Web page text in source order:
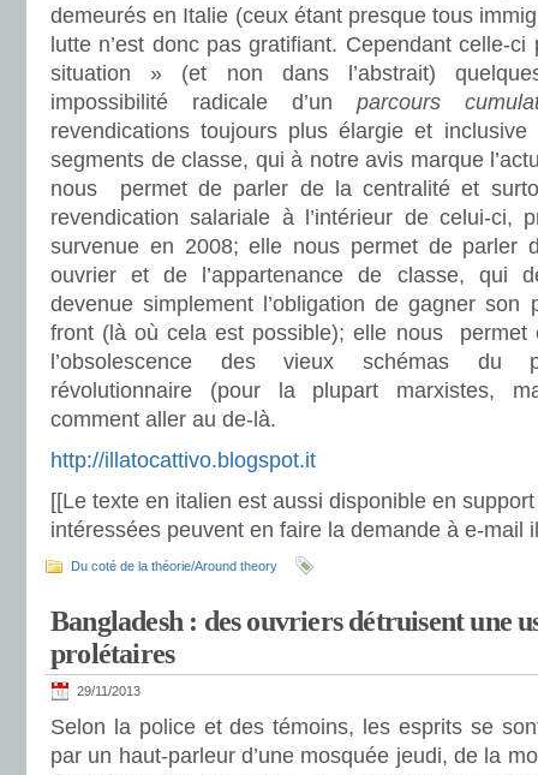
demeurés en Italie (ceux étant presque tous
lutte n’est donc pas gratifiant. Cependant celle-
situation » (et non dans l’abstrait)
impossibilité radicale d’un parcours
revendications toujours plus élargie et
segments de classe, qui à notre avis marque
nous permet de parler de la centralité et
revendication salariale à l’intérieur de celui-ci,
survenue en 2008; elle nous permet de parler
ouvrier et de l’appartenance de classe, qui
devenue simplement l’obligation de gagner
front (là où cela est possible); elle nous permet
l’obsolescence des vieux schémas du
révolutionnaire (pour la plupart marxistes,
comment aller au de-là.
http://illatocattivo.blogspot.it
[[Le texte en italien est aussi disponible en
intéressées peuvent en faire la demande à e-mail
Du coté de la théorie/Around theory
Bangladesh : des ouvriers détruisent une
prolétaires
29/11/2013
Selon la police et des témoins, les esprits se
par un haut-parleur d’une mosquée jeudi, de la